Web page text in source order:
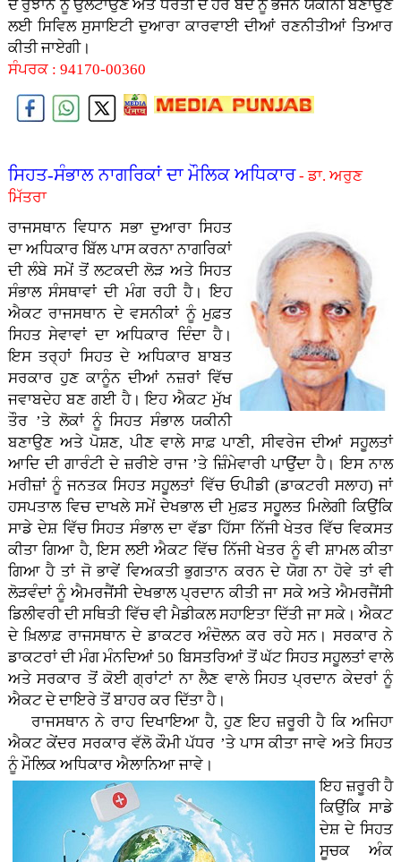
ਦੇ ਰੁਝਾਨ ਨੂੰ ਉਲਟਾਉਣ ਅਤੇ ਧਰਤੀ ਦੇ ਹਰ ਬੰਦੇ ਨੂੰ ਭੋਜਨ ਯਕੀਨੀ ਬਣਾਉਣ
ਲਈ ਸਿਵਿਲ ਸੁਸਾਇਟੀ ਦੁਆਰਾ ਕਾਰਵਾਈ ਦੀਆਂ ਰਣਨੀਤੀਆਂ ਤਿਆਰ
ਕੀਤੀ ਜਾਏਗੀ।
ਸੰਪਰਕ : 94170-00360
ਸਿਹਤ-ਸੰਭਾਲ ਨਾਗਰਿਕਾਂ ਦਾ ਮੌਲਿਕ ਅਧਿਕਾਰ - ਡਾ. ਅਰੁਣ
ਮਿੱਤਰਾ
ਰਾਜਸਥਾਨ ਵਿਧਾਨ ਸਭਾ ਦੁਆਰਾ ਸਿਹਤ
ਦਾ ਅਧਿਕਾਰ ਬਿੱਲ ਪਾਸ ਕਰਨਾ ਨਾਗਰਿਕਾਂ
ਦੀ ਲੰਬੇ ਸਮੇਂ ਤੋਂ ਲਟਕਦੀ ਲੋੜ ਅਤੇ ਸਿਹਤ
ਸੰਭਾਲ ਸੰਸਥਾਵਾਂ ਦੀ ਮੰਗ ਰਹੀ ਹੈ। ਇਹ
ਐਕਟ ਰਾਜਸਥਾਨ ਦੇ ਵਸਨੀਕਾਂ ਨੂੰ ਮੁਫ਼ਤ
ਸਿਹਤ ਸੇਵਾਵਾਂ ਦਾ ਅਧਿਕਾਰ ਦਿੰਦਾ ਹੈ।
ਇਸ ਤਰ੍ਹਾਂ ਸਿਹਤ ਦੇ ਅਧਿਕਾਰ ਬਾਬਤ
ਸਰਕਾਰ ਹੁਣ ਕਾਨੂੰਨ ਦੀਆਂ ਨਜ਼ਰਾਂ ਵਿੱਚ
ਜਵਾਬਦੇਹ ਬਣ ਗਈ ਹੈ। ਇਹ ਐਕਟ ਮੁੱਖ
ਤੌਰ ’ਤੇ ਲੋਕਾਂ ਨੂੰ ਸਿਹਤ ਸੰਭਾਲ ਯਕੀਨੀ
ਬਣਾਉਣ ਅਤੇ ਪੋਸ਼ਣ, ਪੀਣ ਵਾਲੇ ਸਾਫ਼ ਪਾਣੀ, ਸੀਵਰੇਜ ਦੀਆਂ ਸਹੂਲਤਾਂ
ਆਦਿ ਦੀ ਗਾਰੰਟੀ ਦੇ ਜ਼ਰੀਏ ਰਾਜ ’ਤੇ ਜ਼ਿੰਮੇਵਾਰੀ ਪਾਉਂਦਾ ਹੈ। ਇਸ ਨਾਲ
ਮਰੀਜ਼ਾਂ ਨੂੰ ਜਨਤਕ ਸਿਹਤ ਸਹੂਲਤਾਂ ਵਿੱਚ ਓਪੀਡੀ (ਡਾਕਟਰੀ ਸਲਾਹ) ਜਾਂ
ਹਸਪਤਾਲ ਵਿਚ ਦਾਖਲੇ ਸਮੇਂ ਦੇਖਭਾਲ ਦੀ ਮੁਫ਼ਤ ਸਹੂਲਤ ਮਿਲੇਗੀ ਕਿਉਂਕਿ
ਸਾਡੇ ਦੇਸ਼ ਵਿੱਚ ਸਿਹਤ ਸੰਭਾਲ ਦਾ ਵੱਡਾ ਹਿੱਸਾ ਨਿੱਜੀ ਖੇਤਰ ਵਿੱਚ ਵਿਕਸਤ
ਕੀਤਾ ਗਿਆ ਹੈ, ਇਸ ਲਈ ਐਕਟ ਵਿੱਚ ਨਿੱਜੀ ਖੇਤਰ ਨੂੰ ਵੀ ਸ਼ਾਮਲ ਕੀਤਾ
ਗਿਆ ਹੈ ਤਾਂ ਜੋ ਭਾਵੇਂ ਵਿਅਕਤੀ ਭੁਗਤਾਨ ਕਰਨ ਦੇ ਯੋਗ ਨਾ ਹੋਵੇ ਤਾਂ ਵੀ
ਲੋੜਵੰਦਾਂ ਨੂੰ ਐਮਰਜੈਂਸੀ ਦੇਖਭਾਲ ਪ੍ਰਦਾਨ ਕੀਤੀ ਜਾ ਸਕੇ ਅਤੇ ਐਮਰਜੈਂਸੀ
ਡਿਲੀਵਰੀ ਦੀ ਸਥਿਤੀ ਵਿੱਚ ਵੀ ਮੈਡੀਕਲ ਸਹਾਇਤਾ ਦਿੱਤੀ ਜਾ ਸਕੇ। ਐਕਟ
ਦੇ ਖ਼ਿਲਾਫ਼ ਰਾਜਸਥਾਨ ਦੇ ਡਾਕਟਰ ਅੰਦੋਲਨ ਕਰ ਰਹੇ ਸਨ। ਸਰਕਾਰ ਨੇ
ਡਾਕਟਰਾਂ ਦੀ ਮੰਗ ਮੰਨਦਿਆਂ 50 ਬਿਸਤਰਿਆਂ ਤੋਂ ਘੱਟ ਸਿਹਤ ਸਹੂਲਤਾਂ ਵਾਲੇ
ਅਤੇ ਸਰਕਾਰ ਤੋਂ ਕੋਈ ਗ੍ਰਾਂਟਾਂ ਨਾ ਲੈਣ ਵਾਲੇ ਸਿਹਤ ਪ੍ਰਦਾਨ ਕੇਦਰਾਂ ਨੂੰ
ਐਕਟ ਦੇ ਦਾਇਰੇ ਤੋਂ ਬਾਹਰ ਕਰ ਦਿੱਤਾ ਹੈ।
ਰਾਜਸਥਾਨ ਨੇ ਰਾਹ ਦਿਖਾਇਆ ਹੈ, ਹੁਣ ਇਹ ਜ਼ਰੂਰੀ ਹੈ ਕਿ ਅਜਿਹਾ
ਐਕਟ ਕੇਂਦਰ ਸਰਕਾਰ ਵੱਲੋ ਕੌਮੀ ਪੱਧਰ ’ਤੇ ਪਾਸ ਕੀਤਾ ਜਾਵੇ ਅਤੇ ਸਿਹਤ
ਨੂੰ ਮੌਲਿਕ ਅਧਿਕਾਰ ਐਲਾਨਿਆ ਜਾਵੇ।
ਇਹ ਜ਼ਰੂਰੀ ਹੈ
ਕਿਉਂਕਿ ਸਾਡੇ
ਦੇਸ਼ ਦੇ ਸਿਹਤ
ਸੂਚਕ ਅੰਕ